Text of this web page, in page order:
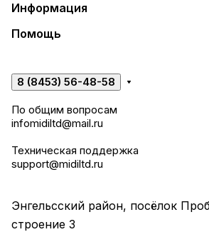
Информация
Помощь
8 (8453) 56-48-58
По общим вопросам
infomidiltd@mail.ru
Техническая поддержка
support@midiltd.ru
Энгельсский район, посёлок
строение 3